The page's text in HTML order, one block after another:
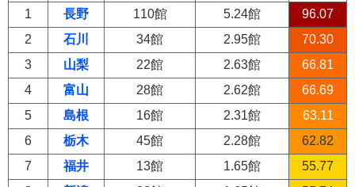
1
長野 110館 5.24館
96.07
2
石川 34館 2.95館
70.30
3
山梨 22館 2.63館
66.81
4
富山 28館 2.62館
66.69
5
島根 16館 2.31館
63.11
6
栃木 45館 2.28館
62.82
7
福井 13館 1.65館
55.77